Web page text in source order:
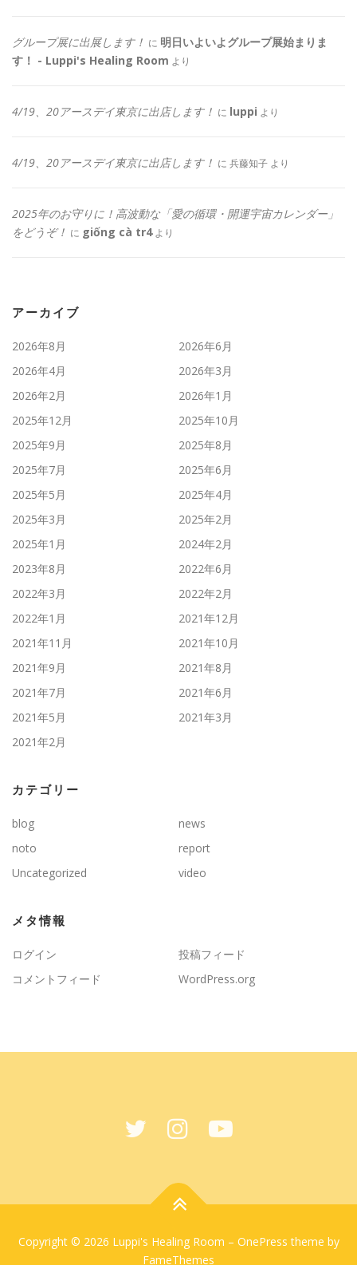
グループ展に出展します！ に 明日いよいよグループ展始まりま
す！ - Luppi's Healing Room より
4/19、20アースデイ東京に出店します！ に luppi より
4/19、20アースデイ東京に出店します！ に 兵藤知子 より
2025年のお守りに！高波動な「愛の循環・開運宇宙カレンダー」
をどうぞ！ に giống cà tr4より
アーカイブ
2026年8月
2026年6月
2026年4月
2026年3月
2026年2月
2026年1月
2025年12月
2025年10月
2025年9月
2025年8月
2025年7月
2025年6月
2025年5月
2025年4月
2025年3月
2025年2月
2025年1月
2024年2月
2023年8月
2022年6月
2022年3月
2022年2月
2022年1月
2021年12月
2021年11月
2021年10月
2021年9月
2021年8月
2021年7月
2021年6月
2021年5月
2021年3月
2021年2月
カテゴリー
blog
news
noto
report
Uncategorized
video
メタ情報
ログイン
投稿フィード
コメントフィード
WordPress.org
Copyright © 2026 Luppi's Healing Room – OnePress theme by
FameThemes